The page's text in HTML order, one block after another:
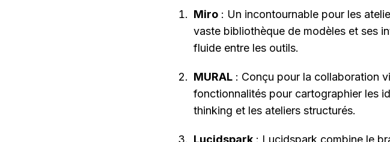
Miro : Un incontournable pour les
vaste bibliothèque de modèles et ses
fluide entre les outils.
MURAL : Conçu pour la collaboration
fonctionnalités pour cartographier les
thinking et les ateliers structurés.
Lucidspark : Lucidspark combine le